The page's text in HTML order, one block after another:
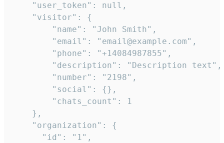
    "user_token": null,
    "visitor": {
        "name": "John Smith",
        "email": "email@example.com",
        "phone": "+14084987855",
        "description": "Description text",
        "number": "2198",
        "social": {},
        "chats_count": 1
    },
    "organization": {
      "id": "1",